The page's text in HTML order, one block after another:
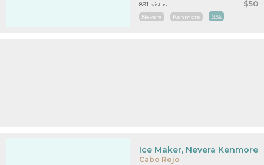
$50
Nevera Kenmore MAS
891 vistas
Cabo Rojo
Ice Maker, Nevera Kenmore